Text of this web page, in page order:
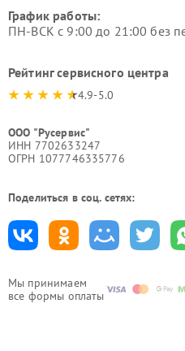
Мы принимаем
все формы оплаты
График работы:
ПН-ВСК с 9:00 до 21:00 без
Рейтинг сервисного центра
4.9-5.0
ООО "Русервис"
ИНН 7702633247
ОГРН 1077746335776
Поделиться в соц. сетях: